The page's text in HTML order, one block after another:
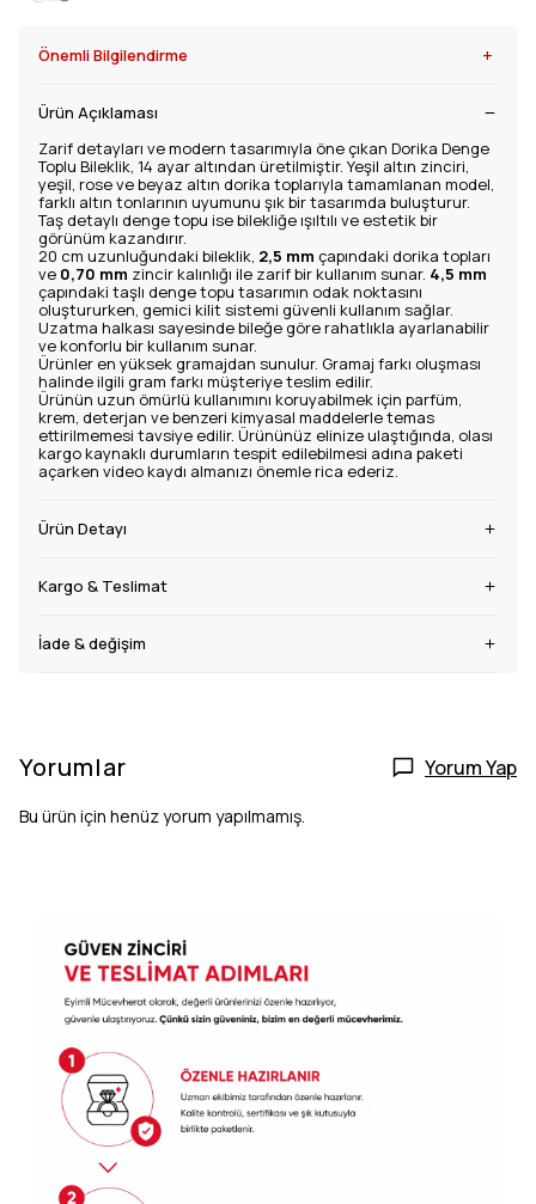
Önemli Bilgilendirme +
Ürün Açıklaması
Zarif detayları ve modern tasarımıyla öne çıkan Dorika Denge
Toplu Bileklik, 14 ayar altından üretilmiştir. Yeşil altın zinciri,
yeşil, rose ve beyaz altın dorika toplarıyla tamamlanan model,
farklı altın tonlarının uyumunu şık bir tasarımda buluşturur.
Taş detaylı denge topu ise bilekliğe ışıltılı ve estetik bir
görünüm kazandırır.
20 cm uzunluğundaki bileklik, 2,5 mm çapındaki dorika topları
ve 0,70 mm zincir kalınlığı ile zarif bir kullanım sunar. 4,5 mm
çapındaki taşlı denge topu tasarımın odak noktasını
oluştururken, gemici kilit sistemi güvenli kullanım sağlar.
Uzatma halkası sayesinde bileğe göre rahatlıkla ayarlanabilir
ve konforlu bir kullanım sunar.
Ürünler en yüksek gramajdan sunulur. Gramaj farkı oluşması
halinde ilgili gram farkı müşteriye teslim edilir.
Ürünün uzun ömürlü kullanımını koruyabilmek için parfüm,
krem, deterjan ve benzeri kimyasal maddelerle temas
ettirilmemesi tavsiye edilir. Ürününüz elinize ulaştığında, olası
kargo kaynaklı durumların tespit edilebilmesi adına paketi
açarken video kaydı almanızı önemle rica ederiz.
Ürün Detayı
Kargo & Teslimat
İade & değişim
Yorumlar Yorum Yap
Bu ürün için henüz yorum yapılmamış.